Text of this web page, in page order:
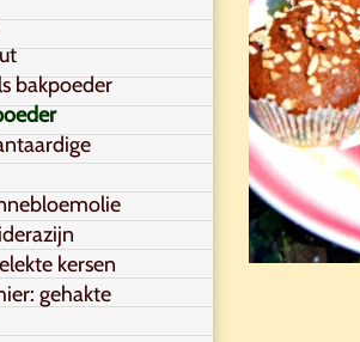
bakpoeder
kersen
gehakte